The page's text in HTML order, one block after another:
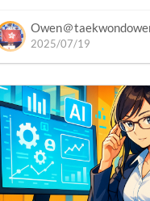
Owen＠
2025/07/19